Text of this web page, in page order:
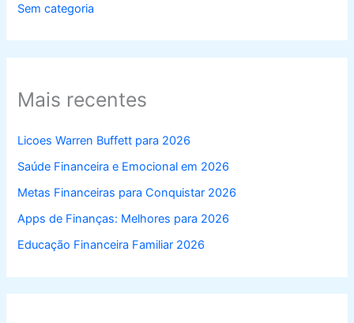
Sem categoria
Mais recentes
Licoes Warren Buffett para 2026
Saúde Financeira e Emocional em 2026
Metas Financeiras para Conquistar 2026
Apps de Finanças: Melhores para 2026
Educação Financeira Familiar 2026